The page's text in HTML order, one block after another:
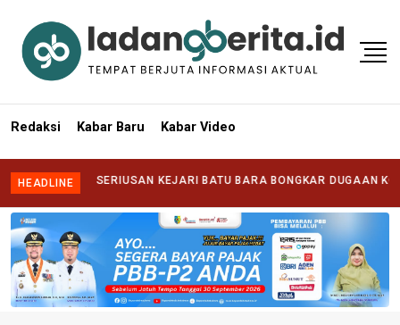
Redaksi Kabar Baru Kabar Video
HEADLINE
KESERIUSAN KEJARI BATU BARA BONGKAR DUGAAN KORUPSI